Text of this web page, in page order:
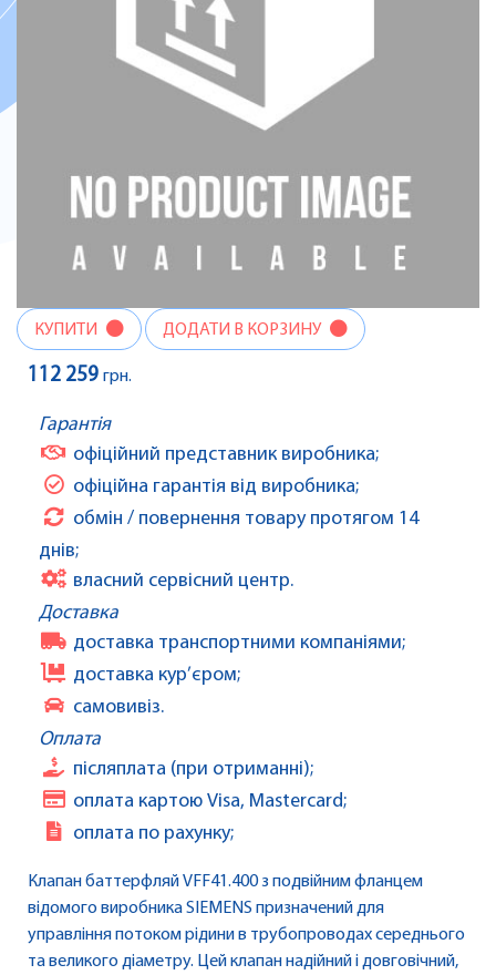
КУПИТИ ДОДАТИ В КОРЗИНУ
112 259 грн.
Гарантія
офіційний представник виробника;
офіційна гарантія від виробника;
обмін / повернення товару протягом 14
днів;
власний сервісний центр.
Доставка
доставка транспортними компаніями;
доставка кур’єром;
самовивіз.
Оплата
післяплата (при отриманні);
оплата картою Visa, Mastercard;
оплата по рахунку;
Клапан баттерфляй VFF41.400 з подвійним фланцем
відомого виробника SIEMENS призначений для
управління потоком рідини в трубопроводах середнього
та великого діаметру. Цей клапан надійний і довговічний,